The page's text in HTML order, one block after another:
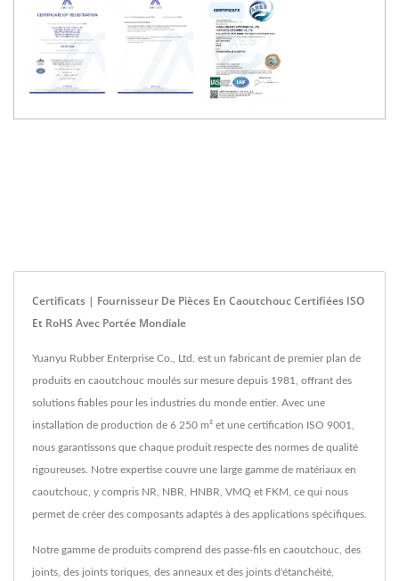
Certificats | Fournisseur De Pièces En Caoutchouc Certifiées ISO
Et RoHS Avec Portée Mondiale
Yuanyu Rubber Enterprise Co., Ltd. est un fabricant de premier plan de
produits en caoutchouc moulés sur mesure depuis 1981, offrant des
solutions fiables pour les industries du monde entier. Avec une
installation de production de 6 250 m² et une certification ISO 9001,
nous garantissons que chaque produit respecte des normes de qualité
rigoureuses. Notre expertise couvre une large gamme de matériaux en
caoutchouc, y compris NR, NBR, HNBR, VMQ et FKM, ce qui nous
permet de créer des composants adaptés à des applications spécifiques.
Notre gamme de produits comprend des passe-fils en caoutchouc, des
joints, des joints toriques, des anneaux et des joints d'étanchéité,